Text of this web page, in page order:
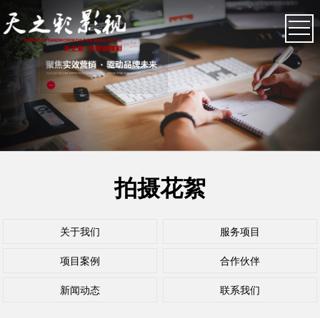
拍摄花絮
关于我们 服务项目
项目案例 合作伙伴
新闻动态 联系我们